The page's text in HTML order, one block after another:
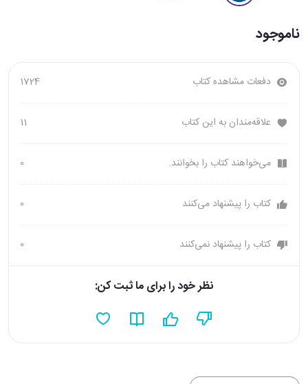
ناموجود
دفعات مشاهده کتاب 1724
علاقه‌مندان به این کتاب 11
می‌خواهند کتاب را بخوانند. 0
کتاب را پیشنهاد می‌کنند 0
کتاب را پیشنهاد نمی‌کنند 0
نظر خود را برای ما ثبت کن: